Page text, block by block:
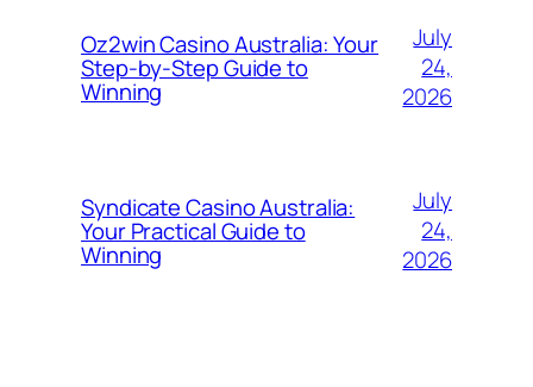
Oz2win Casino Australia: Your
Step-by-Step Guide to
Winning
July
24,
2026
Syndicate Casino Australia:
Your Practical Guide to
Winning
July
24,
2026